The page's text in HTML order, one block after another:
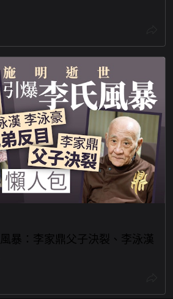
暴：李家鼎父子決裂、李泳漢